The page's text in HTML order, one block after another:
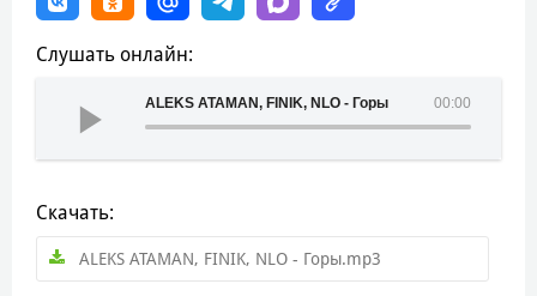
Слушать онлайн:
00:00
ALEKS ATAMAN, FINIK, NLO - Горы
Скачать:
ALEKS ATAMAN, FINIK, NLO - Горы.mp3